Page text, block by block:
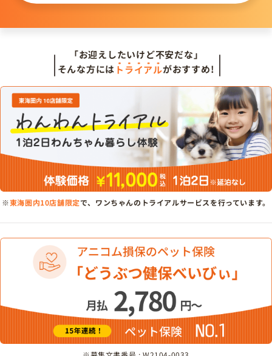
「お迎えしたいけど不安だな」
そんな方には トライアルがおすすめ!
※東海圏内10店舗限定で、ワンちゃんのトライアルサービスを行っています。